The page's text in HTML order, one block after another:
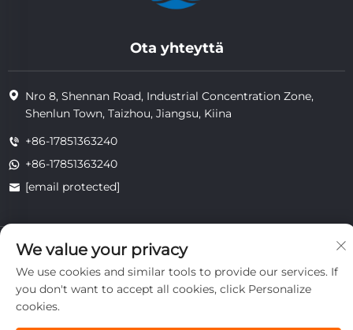
Ota yhteyttä
Nro 8, Shennan Road, Industrial Concentration Zone,
Shenlun Town, Taizhou, Jiangsu, Kiina
+86-17851363240
+86-17851363240
[email protected]
Copyright © 2025 Jiangsu Tongzhou Heat Resistant Technology
Co., Ltd. Kaikki oikeudet pidätetään.
yksityisyys
We value your privacy
We use cookies and similar tools to provide our services. If
you don't want to accept all cookies, click Personalize
cookies.